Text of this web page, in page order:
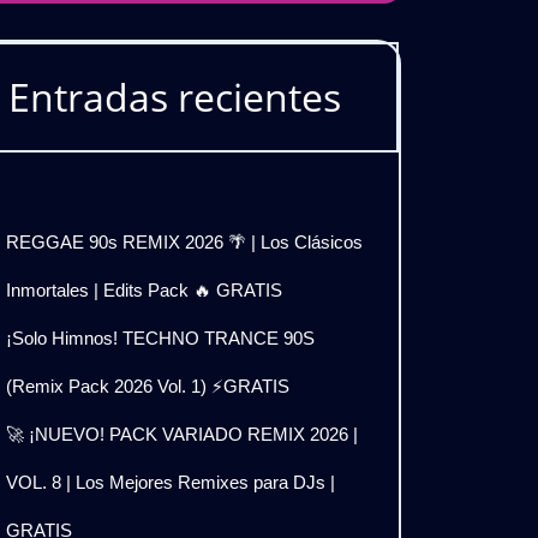
Entradas recientes
REGGAE 90s REMIX 2026 🌴 | Los Clásicos
Inmortales | Edits Pack 🔥 GRATIS
¡Solo Himnos! TECHNO TRANCE 90S
(Remix Pack 2026 Vol. 1) ⚡GRATIS
🚀 ¡NUEVO! PACK VARIADO REMIX 2026 |
VOL. 8 | Los Mejores Remixes para DJs |
GRATIS